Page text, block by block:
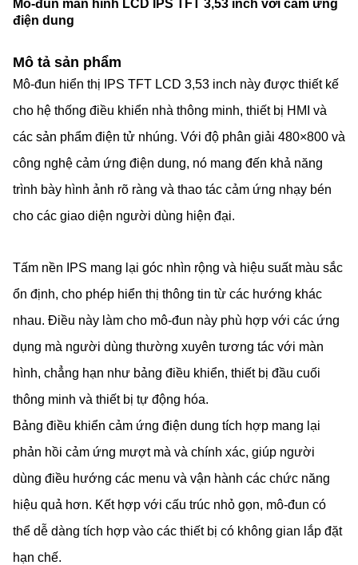
Mô-đun màn hình LCD IPS TFT 3,53 inch với cảm ứng
điện dung
Mô tả sản phẩm
Mô-đun hiển thị IPS TFT LCD 3,53 inch này được thiết kế
cho hệ thống điều khiển nhà thông minh, thiết bị HMI và
các sản phẩm điện tử nhúng. Với độ phân giải 480×800 và
công nghệ cảm ứng điện dung, nó mang đến khả năng
trình bày hình ảnh rõ ràng và thao tác cảm ứng nhạy bén
cho các giao diện người dùng hiện đại.
Tấm nền IPS mang lại góc nhìn rộng và hiệu suất màu sắc
ổn định, cho phép hiển thị thông tin từ các hướng khác
nhau. Điều này làm cho mô-đun này phù hợp với các ứng
dụng mà người dùng thường xuyên tương tác với màn
hình, chẳng hạn như bảng điều khiển, thiết bị đầu cuối
thông minh và thiết bị tự động hóa.
Bảng điều khiển cảm ứng điện dung tích hợp mang lại
phản hồi cảm ứng mượt mà và chính xác, giúp người
dùng điều hướng các menu và vận hành các chức năng
hiệu quả hơn. Kết hợp với cấu trúc nhỏ gọn, mô-đun có
thể dễ dàng tích hợp vào các thiết bị có không gian lắp đặt
hạn chế.